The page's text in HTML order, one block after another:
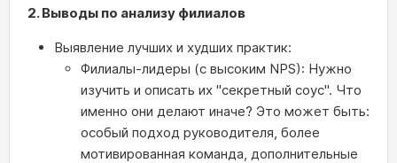
2. Выводы по анализу филиалов
Выявление лучших и худших практик:
Филиалы-лидеры (с высоким NPS): Нужно
изучить и описать их "секретный соус". Что
именно они делают иначе? Это может быть:
особый подход руководителя, более
мотивированная команда, дополнительные